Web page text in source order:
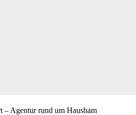
– Agentur rund um Hausham